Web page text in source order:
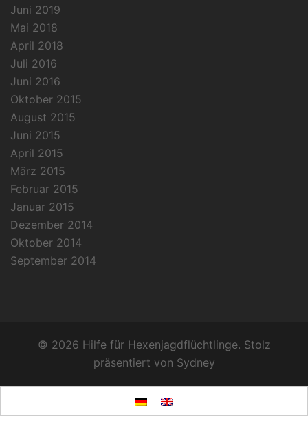
Juni 2019
Mai 2018
April 2018
Juli 2016
Juni 2016
Oktober 2015
August 2015
Juni 2015
April 2015
März 2015
Februar 2015
Januar 2015
Dezember 2014
Oktober 2014
September 2014
© 2026 Hilfe für Hexenjagdflüchtlinge. Stolz
präsentiert von Sydney